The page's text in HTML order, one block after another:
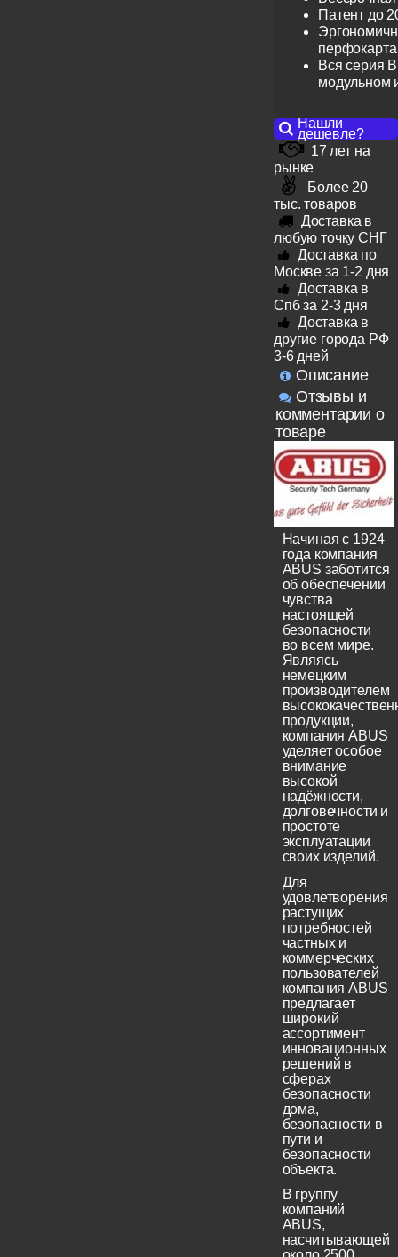
Патент до
перфокарта
Вся серия
модульном
Нашли
дешевле?
17 лет на
рынке
Более 20
тыс. товаров
Доставка в
любую точку СНГ
Доставка по
Москве за 1-2 дня
Доставка в
Спб за 2-3 дня
Доставка в
другие города РФ
3-6 дней
Описание
Отзывы и
комментарии о
товаре
Начиная с 1924
года компания
ABUS заботится
об обеспечении
чувства
настоящей
безопасности
во всем мире.
Являясь
немецким
производителем
продукции,
компания ABUS
уделяет особое
внимание
высокой
надёжности,
долговечности и
простоте
эксплуатации
своих изделий.
Для
удовлетворения
растущих
потребностей
частных и
коммерческих
пользователей
компания ABUS
предлагает
широкий
ассортимент
инновационных
решений в
сферах
безопасности
дома,
безопасности в
пути и
безопасности
объекта.
В группу
компаний
ABUS,
насчитывающей